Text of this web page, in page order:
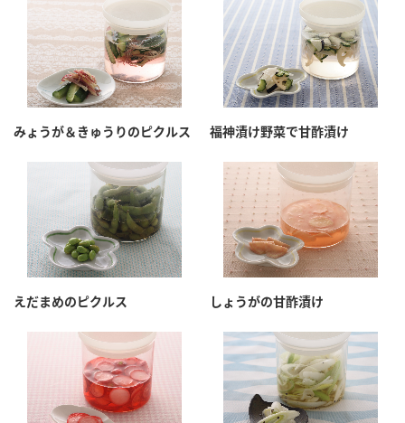
みょうが＆きゅうりのピクルス 福神漬け野菜で甘酢漬け
えだまめのピクルス しょうがの甘酢漬け